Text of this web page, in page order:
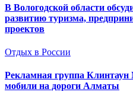
В Вологодской области
развитию туризма,
проектов
Отдых в России
Рекламная группа
мобили на дороги Алматы